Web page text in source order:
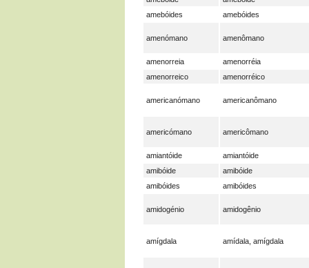
amebóides
amebóides
amenómano amenômano
amenorreia
amenorréia
amenorreico
amenorréico
americanómano americanômano
americómano americômano
amiantóide
amiantóide
amibóide
amibóide
amibóides
amibóides
amidogénio amidogênio
amígdala amídala, amígdala